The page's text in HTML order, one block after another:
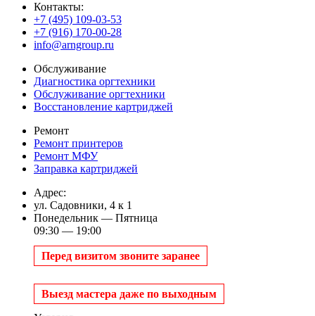
Контакты:
+7 (495) 109-03-53
+7 (916) 170-00-28
info@arngroup.ru
Обслуживание
Диагностика оргтехники
Обслуживание оргтехники
Восстановление картриджей
Ремонт
Ремонт принтеров
Ремонт МФУ
Заправка картриджей
Адрес:
ул. Садовники, 4 к 1
Понедельник — Пятница
09:30 — 19:00
Перед визитом звоните заранее
Выезд мастера даже по выходным